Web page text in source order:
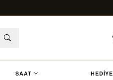
SAAT HEDİYE